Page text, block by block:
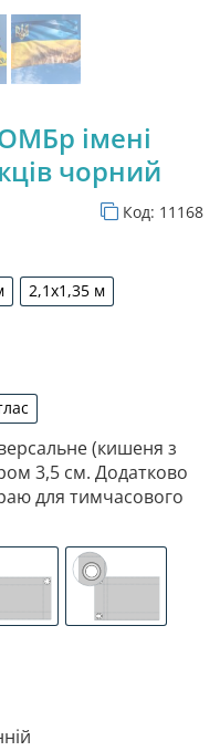
імені
чорний
Код: 11168
м
2,1х1,35 м
2,1х1,35 м
атлас
(кишеня з
3,5 см. Додатково
для тимчасового